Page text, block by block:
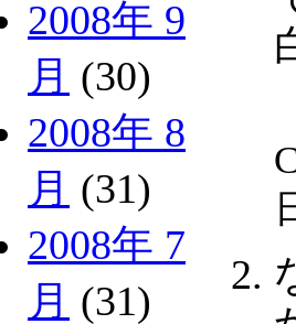
2008年 9
月 (30)
2008年 8
月 (31)
2008年 7
月 (31)